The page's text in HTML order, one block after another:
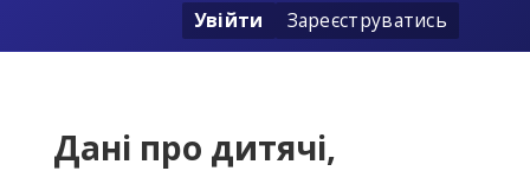
Увійти Зареєструватись
Дані про дитячі,